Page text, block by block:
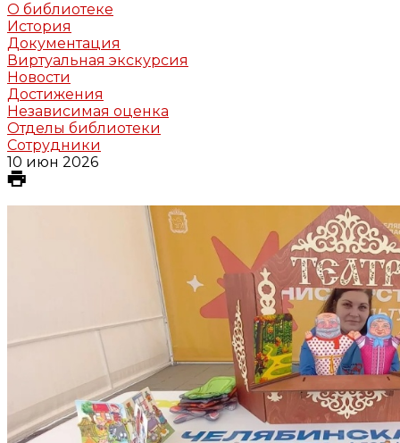
О библиотеке
История
Документация
Виртуальная экскурсия
Новости
Достижения
Независимая оценка
Отделы библиотеки
Сотрудники
10 июн 2026